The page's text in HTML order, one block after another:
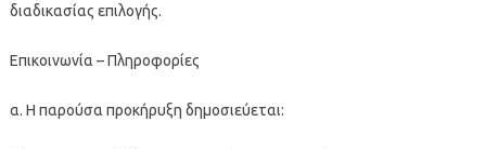
διαδικασίας επιλογής.
Επικοινωνία – Πληροφορίες
α. Η παρούσα προκήρυξη δημοσιεύεται: